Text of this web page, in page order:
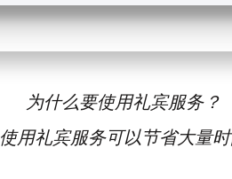
为什么要使用礼宾服务？
使用礼宾服务可以节省大量